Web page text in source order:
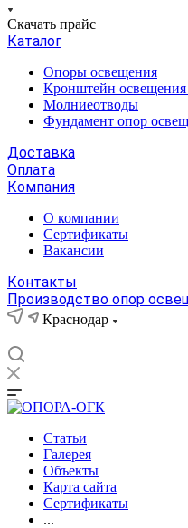
Скачать прайс
Каталог
Опоры освещения
Кронштейн освещения
Молниеотводы
Фундамент опор
Доставка
Оплата
Компания
О компании
Сертификаты
Вакансии
Контакты
Производство опор
Краснодар
Статьи
Галерея
Объекты
Карта сайта
Сертификаты
...